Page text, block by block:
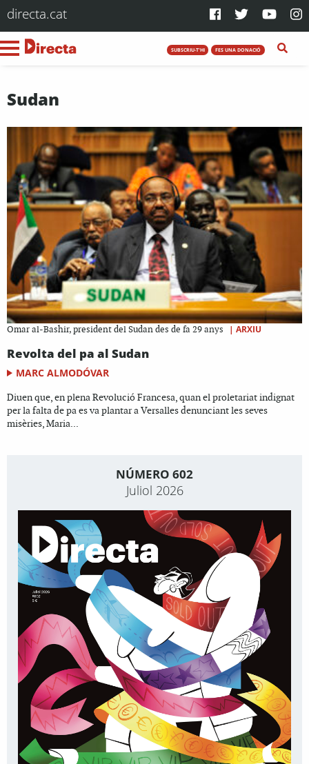
directa.cat
SUBSCRIU-T'HI FES UNA DONACIÓ
Sudan
Omar al-Bashir, president del Sudan des de fa 29 anys | ARXIU
Revolta del pa al Sudan
MARC ALMODÓVAR
Diuen que, en plena Revolució Francesa, quan el proletariat indignat
per la falta de pa es va plantar a Versalles denunciant les seves
misèries, Maria...
NÚMERO 602
Juliol 2026